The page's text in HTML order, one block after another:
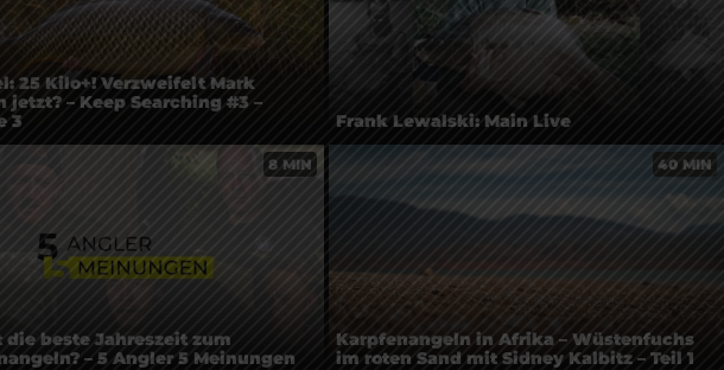
25 Kilo+! Verzweifelt Mark
jetzt? – Keep Searching #3 –
3
Frank Lewalski: Main Live
8 MIN
die beste Jahreszeit zum
– 5 Angler 5 Meinungen
40 MIN
Karpfenangeln in Afrika – Wüstenfuchs
im roten Sand mit Sidney Kalbitz – Teil 1